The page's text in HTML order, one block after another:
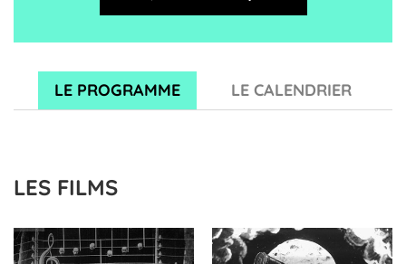
LE PROGRAMME LE CALENDRIER
LES FILMS